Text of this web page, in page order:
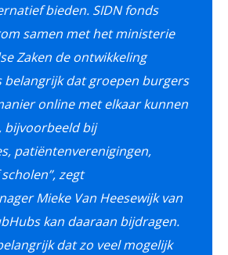
bieden. SIDN fonds
samen met het ministerie
Zaken de ontwikkeling
belangrijk dat groepen burgers
online met elkaar kunnen
bijvoorbeeld bij
patiëntenverenigingen,
zegt
Mieke Van Heesewijk van
kan daaraan bijdragen.
dat zo veel mogelijk